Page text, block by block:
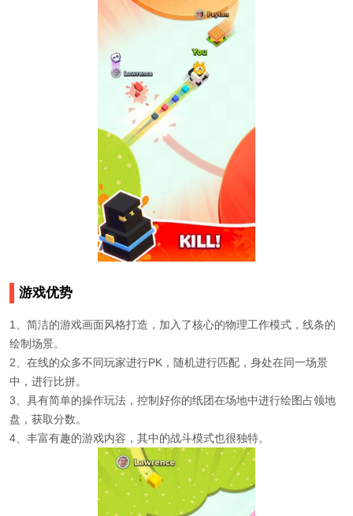
游戏优势
1、简洁的游戏画面风格打造，加入了核心的物理工作模式，线条的
绘制场景。
2、在线的众多不同玩家进行PK，随机进行匹配，身处在同一场景
中，进行比拼。
3、具有简单的操作玩法，控制好你的纸团在场地中进行绘图占领地
盘，获取分数。
4、丰富有趣的游戏内容，其中的战斗模式也很独特。